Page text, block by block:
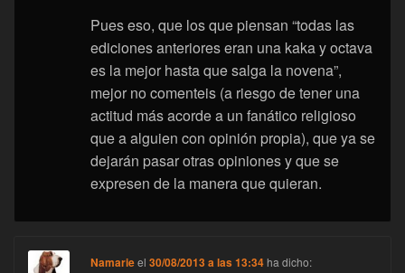
Pues eso, que los que piensan “todas las
ediciones anteriores eran una kaka y octava
es la mejor hasta que salga la novena”,
mejor no comenteis (a riesgo de tener una
actitud más acorde a un fanático religioso
que a alguien con opinión propia), que ya se
dejarán pasar otras opiniones y que se
expresen de la manera que quieran.
Namarieel30/08/2013 a las 13:34 ha dicho: